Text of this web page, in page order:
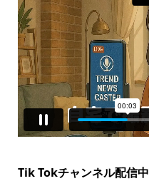
Tik Tokチャンネル配信中